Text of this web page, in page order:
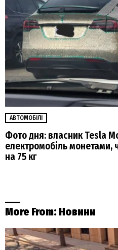
АВТОМОБІЛІ
Фото дня: власник Tesla
електромобіль монетами,
на 75 кг
More From: Новини